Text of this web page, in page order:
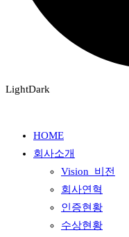
LightDark
HOME
회사소개
Vision_비전
회사연혁
인증현황
수상현황